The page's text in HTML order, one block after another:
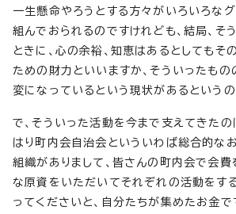
一生懸命やろうとする方々がいろいろな
組んでおられるのですけれども、結局、そ
ときに、心の余裕、知恵はあるとしてもそ
ための財力といいますか、そういったも
変になっているという現状があるというの
で、そういった活動を今まで支えてきたの
はり町内会自治会といういわば総合的な
組織がありまして、皆さんの町内会で会費
な原資をいただいてそれぞれの活動をす
ってくださいと、自分たちが集めたお金で